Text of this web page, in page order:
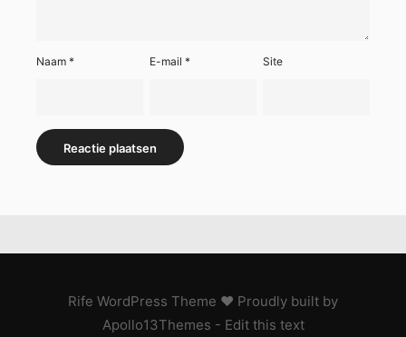
Naam * E-mail* Site
Rife WordPress Theme ♥ Proudly built by
Apollo13Themes - Edit this text